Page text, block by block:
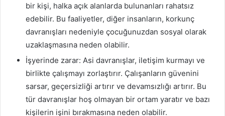
bir kişi, halka açık alanlarda bulunanları rahatsız
edebilir. Bu faaliyetler, diğer insanların, korkunç
davranışları nedeniyle çocuğunuzdan sosyal olarak
uzaklaşmasına neden olabilir.
İşyerinde zarar: Asi davranışlar, iletişim kurmayı ve
birlikte çalışmayı zorlaştırır. Çalışanların güvenini
sarsar, geçersizliği artırır ve devamsızlığı artırır. Bu
tür davranışlar hoş olmayan bir ortam yaratır ve bazı
kişilerin işini bırakmasına neden olabilir.